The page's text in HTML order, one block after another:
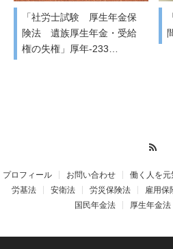
「社労士試験 厚生年金保
険法 遺族厚生年金・受給
権の失権」厚年-233…
プロフィール お問い合わせ 働く人を元
労基法
安衛法 労災保険法 雇用保
国民年金法
厚生年金法